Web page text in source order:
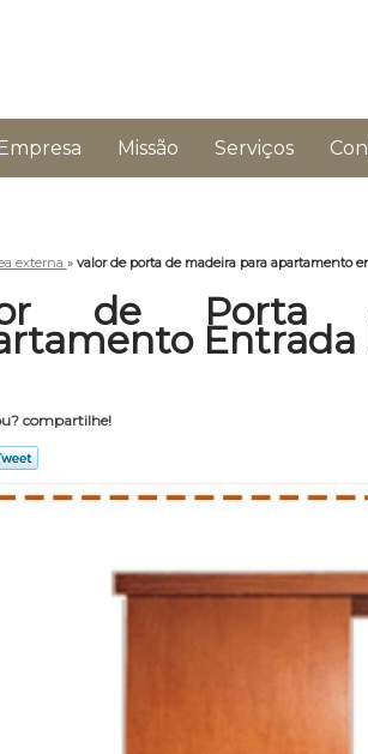
Missão Serviços
externa » valor de porta de madeira para apartamento
de Porta
Entrada
compartilhe!